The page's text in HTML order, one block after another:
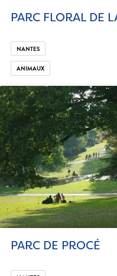
PARC FLORAL DE
NANTES
ANIMAUX
PARC DE PROCÉ